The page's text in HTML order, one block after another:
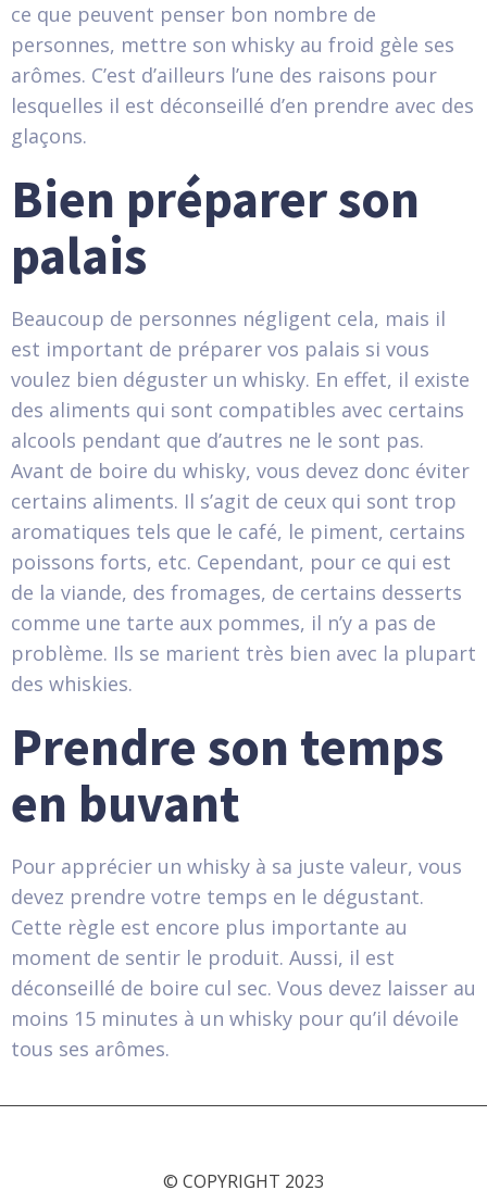
ce que peuvent penser bon nombre de
personnes, mettre son whisky au froid gèle ses
arômes. C’est d’ailleurs l’une des raisons pour
lesquelles il est déconseillé d’en prendre avec des
glaçons.
Bien préparer son
palais
Beaucoup de personnes négligent cela, mais il
est important de préparer vos palais si vous
voulez bien déguster un whisky. En effet, il existe
des aliments qui sont compatibles avec certains
alcools pendant que d’autres ne le sont pas.
Avant de boire du whisky, vous devez donc éviter
certains aliments. Il s’agit de ceux qui sont trop
aromatiques tels que le café, le piment, certains
poissons forts, etc. Cependant, pour ce qui est
de la viande, des fromages, de certains desserts
comme une tarte aux pommes, il n’y a pas de
problème. Ils se marient très bien avec la plupart
des whiskies.
Prendre son temps
en buvant
Pour apprécier un whisky à sa juste valeur, vous
devez prendre votre temps en le dégustant.
Cette règle est encore plus importante au
moment de sentir le produit. Aussi, il est
déconseillé de boire cul sec. Vous devez laisser au
moins 15 minutes à un whisky pour qu’il dévoile
tous ses arômes.
© COPYRIGHT 2023